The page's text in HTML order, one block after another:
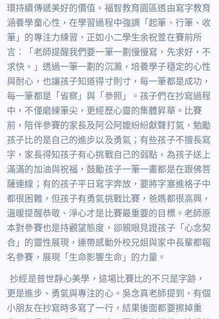
環持續傳遞美好的價值。福智教育園區透由寫字教育
涵養學童心性，在學習過程中強調「起筆、行筆、收
筆」的專注力練習，正如小二學生余祝萱在賽前所
言：「老師提醒我們要一筆一劃慢慢寫，先求好，不
求快。」透過一筆一劃的沉澱，培養學子穩定的心性
與耐心，也讓孩子知道得寸則寸，每一筆都是成功，
每一筆都是「省察」與「參照」。孩子們在抄寫過程
中，不僅磨練筆尖，更經歷心靈的集體昇華。比賽
前，陪伴參賽的家長及阿公阿嬤紛紛獻聲打氣，勉勵
孩子比的是自己的進步以及勇氣；有些孩子不擅長寫
字，家長得知孩子有心挑戰自己的弱點，為孩子送上
滿滿的加油與祝福，鼓勵孩子一筆一畫都是在跟佛菩
薩連線；有的孩子平日寫字奔放，要將字塞進格子中
都很困難，但孩子有勇氣挑戰比賽，爸媽都很高興，
溫暖提醒恭敬、淨心才是比賽最重要的目標。老師原
本對參賽也是持觀望態度，卻親眼見證孩子「心念契
合」的靈性展現，連帶感動外校兄姐與家中長輩都報
名參賽，展現「生命影響生命」的力量。
抄經是普世靜心美學，這場比賽比的不只是字跡，
更是進步、勇氣與專注的心。吳念真老師提到，有個
小朋友在抄寫時多寫了一行，結果後面都要擦掉重